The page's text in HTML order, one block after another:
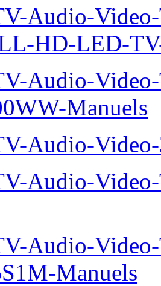
Audio-
HD-LED-
Audio-
Manuels
Audio-
Audio-
Audio-
Manuels